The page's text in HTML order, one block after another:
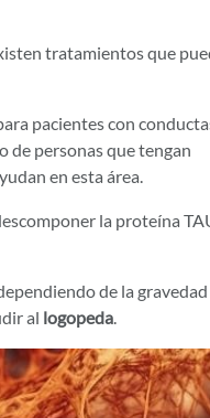
tratamientos que
pacientes con
de personas que tengan
en esta área.
la proteína
de la gravedad
al logopeda.